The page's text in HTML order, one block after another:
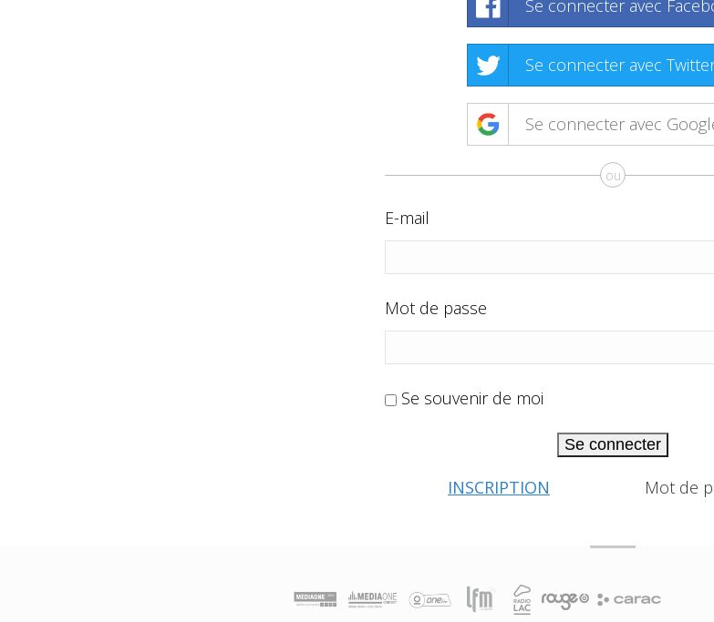
Se connecter avec
Se connecter avec
Se connecter avec
ou
E-mail
Mot de passe
Se souvenir de moi
Se connecter
INSCRIPTION Mot de